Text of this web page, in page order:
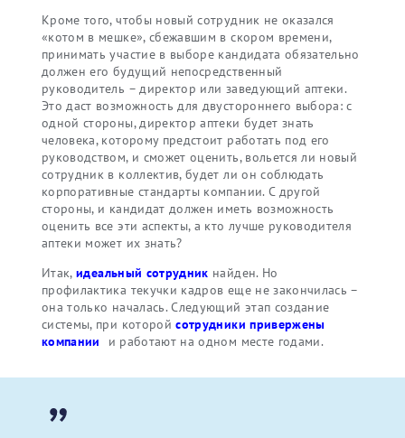
Кроме того, чтобы новый сотрудник не оказался
«котом в мешке», сбежавшим в скором времени,
принимать участие в выборе кандидата обязательно
должен его будущий непосредственный
руководитель – директор или заведующий аптеки.
Это даст возможность для двустороннего выбора: с
одной стороны, директор аптеки будет знать
человека, которому предстоит работать под его
руководством, и сможет оценить, вольется ли новый
сотрудник в коллектив, будет ли он соблюдать
корпоративные стандарты компании. С другой
стороны, и кандидат должен иметь возможность
оценить все эти аспекты, а кто лучше руководителя
аптеки может их знать?
Итак,идеальный сотрудник найден. Но
профилактика текучки кадров еще не закончилась –
она только началась. Следующий этап создание
системы, при которойсотрудники привержены
компании
и работают на одном месте годами.